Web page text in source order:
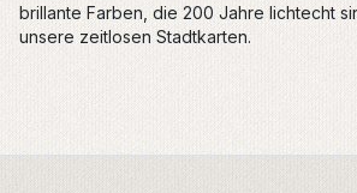
brillante Farben, die 200 Jahre lichtecht
unsere zeitlosen Stadtkarten.